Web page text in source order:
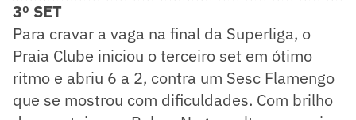
3º SET
Para cravar a vaga na final da Superliga, o
Praia Clube iniciou o terceiro set em ótimo
ritmo e abriu 6 a 2, contra um Sesc Flamengo
que se mostrou com dificuldades. Com brilho